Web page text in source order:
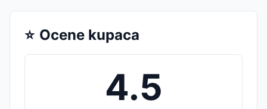
⭐ Ocene kupaca
4.5